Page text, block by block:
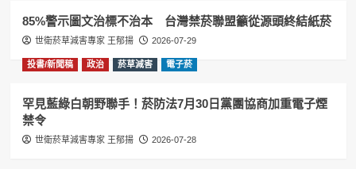
85%警示圖文治標不治本 台灣禁菸聯盟籲從源頭終結紙菸
世衛菸草減害專家 王郁揚 2026-07-29
投書/新聞稿 政治 菸草減害 電子菸
罕見藍綠白朝野聯手！菸防法7月30日黨團協商加重電子煙
禁令
世衛菸草減害專家 王郁揚 2026-07-28